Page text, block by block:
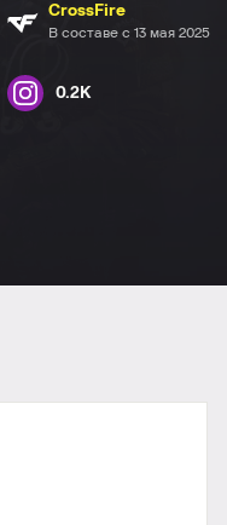
CrossFire
В составе с 13 мая 2025
0.2K